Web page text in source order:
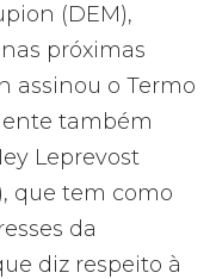
(DEM),
próximas
assinou o Termo
também
Leprevost
que tem como
da
diz respeito à